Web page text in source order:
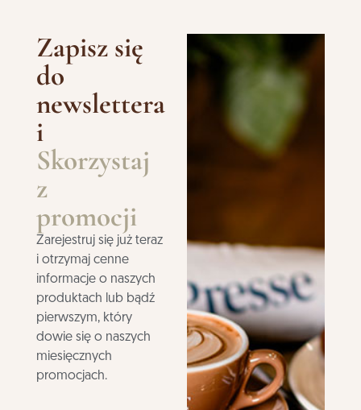
Zapisz się
do
newslettera
i
Skorzystaj
z
promocji
Zarejestruj się już teraz
i otrzymaj cenne
informacje o naszych
produktach lub bądź
pierwszym, który
dowie się o naszych
miesięcznych
promocjach.